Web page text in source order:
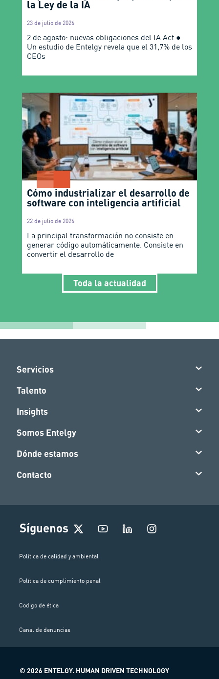
la Ley de la IA
23 de julio de 2026
2 de agosto: nuevas obligaciones del IA Act ●
Un estudio de Entelgy revela que el 31,7% de los
CEOs
Cómo industrializar el desarrollo de
software con inteligencia artificial
22 de julio de 2026
La principal transformación no consiste en
generar código automáticamente. Consiste en
convertir el desarrollo de
Toda la actualidad
Servicios
Talento
Insights
Somos Entelgy
Dónde estamos
Contacto
Síguenos
I
n
Política de calidad y ambiental
Política de cumplimiento penal
Codigo de ética
Canal de denuncias
© 2026 ENTELGY. HUMAN DRIVEN TECHNOLOGY